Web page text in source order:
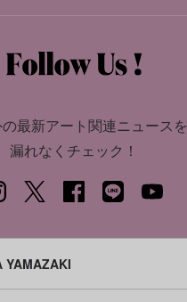
最新アート関連ニュースを
漏れなくチェック！
YAMAZAKI